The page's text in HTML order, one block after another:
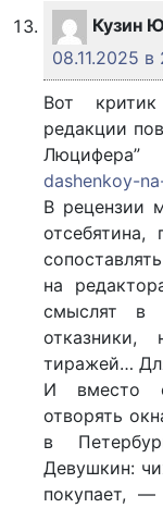
Кузин
08.11.2025 в
Вот
редакции
dashenkoy-
В рецензии
отсебятина,
на
смыслят в
отказники,
тиражей…
И вместо
отворять
в
Девушкин:
покупает,